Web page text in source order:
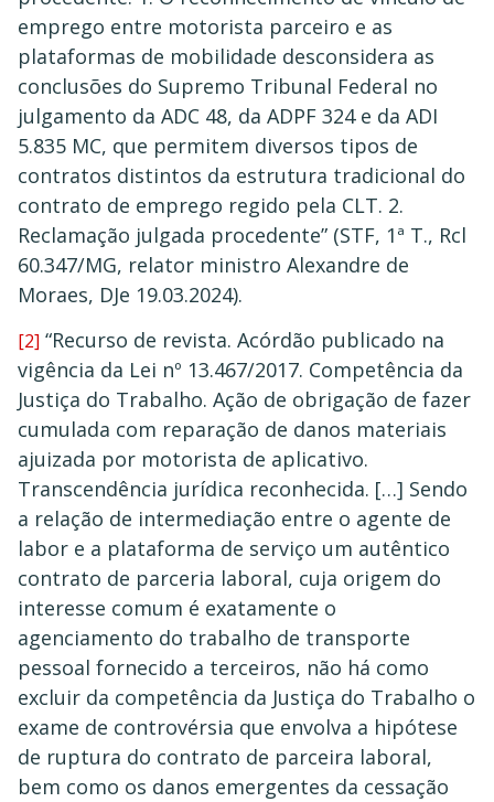
emprego entre motorista parceiro e as
plataformas de mobilidade desconsidera as
conclusões do Supremo Tribunal Federal no
julgamento da ADC 48, da ADPF 324 e da ADI
5.835 MC, que permitem diversos tipos de
contratos distintos da estrutura tradicional do
contrato de emprego regido pela CLT. 2.
Reclamação julgada procedente” (STF, 1ª T., Rcl
60.347/MG, relator ministro Alexandre de
Moraes, DJe 19.03.2024).
[2] “Recurso de revista. Acórdão publicado na
vigência da Lei nº 13.467/2017. Competência da
Justiça do Trabalho. Ação de obrigação de fazer
cumulada com reparação de danos materiais
ajuizada por motorista de aplicativo.
Transcendência jurídica reconhecida. […] Sendo
a relação de intermediação entre o agente de
labor e a plataforma de serviço um autêntico
contrato de parceria laboral, cuja origem do
interesse comum é exatamente o
agenciamento do trabalho de transporte
pessoal fornecido a terceiros, não há como
excluir da competência da Justiça do Trabalho o
exame de controvérsia que envolva a hipótese
de ruptura do contrato de parceira laboral,
bem como os danos emergentes da cessação